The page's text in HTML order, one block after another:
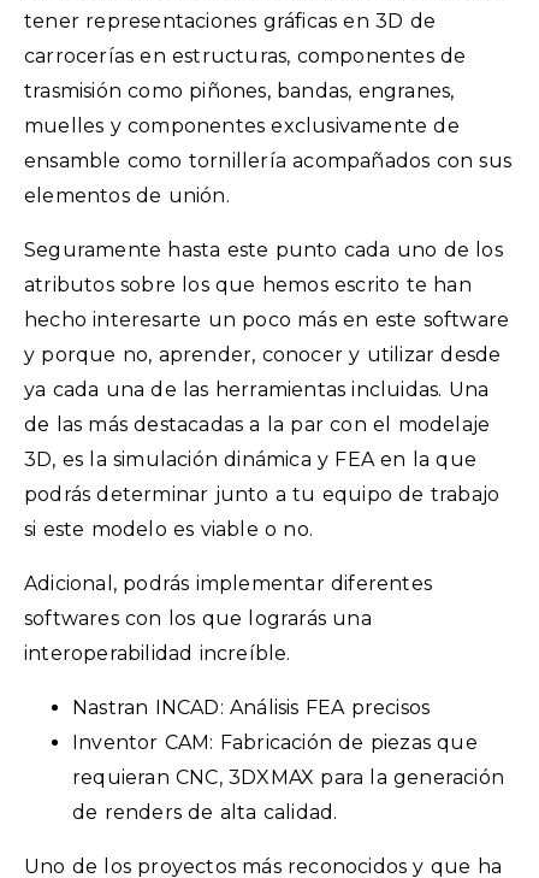
tener representaciones gráficas en 3D de
carrocerías en estructuras, componentes de
trasmisión como piñones, bandas, engranes,
muelles y componentes exclusivamente de
ensamble como tornillería acompañados con sus
elementos de unión.
Seguramente hasta este punto cada uno de los
atributos sobre los que hemos escrito te han
hecho interesarte un poco más en este software
y porque no, aprender, conocer y utilizar desde
ya cada una de las herramientas incluidas. Una
de las más destacadas a la par con el modelaje
3D, es la simulación dinámica y FEA en la que
podrás determinar junto a tu equipo de trabajo
si este modelo es viable o no.
Adicional, podrás implementar diferentes
softwares con los que lograrás una
interoperabilidad increíble.
Nastran INCAD: Análisis FEA precisos
Inventor CAM: Fabricación de piezas que
requieran CNC, 3DXMAX para la generación
de renders de alta calidad.
Uno de los proyectos más reconocidos y que ha